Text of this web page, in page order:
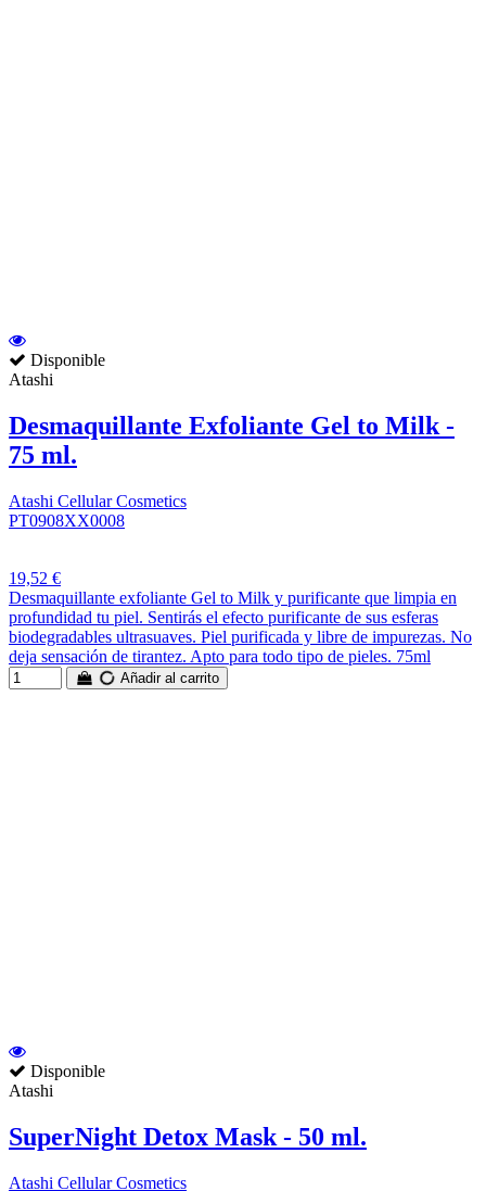
Disponible
Atashi
Desmaquillante Exfoliante Gel to Milk -
75 ml.
Atashi Cellular Cosmetics
PT0908XX0008
19,52 €
Desmaquillante exfoliante Gel to Milk y purificante que limpia en
profundidad tu piel. Sentirás el efecto purificante de sus esferas
biodegradables ultrasuaves. Piel purificada y libre de impurezas. No
deja sensación de tirantez. Apto para todo tipo de pieles. 75ml
Añadir al carrito
Disponible
Atashi
SuperNight Detox Mask - 50 ml.
Atashi Cellular Cosmetics